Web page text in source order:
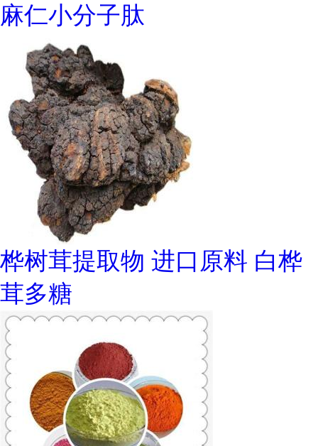
麻仁小分子肽
桦树茸提取物 进口原料 白桦
茸多糖